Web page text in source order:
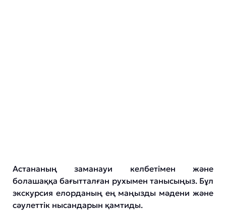
Астананың заманауи келбетімен және
болашаққа бағытталған рухымен танысыңыз. Бұл
экскурсия елорданың ең маңызды мәдени және
сәулеттік нысандарын қамтиды.